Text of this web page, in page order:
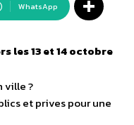
WhatsApp
les 13 et 14 octobre
ville ?
et prives pour une